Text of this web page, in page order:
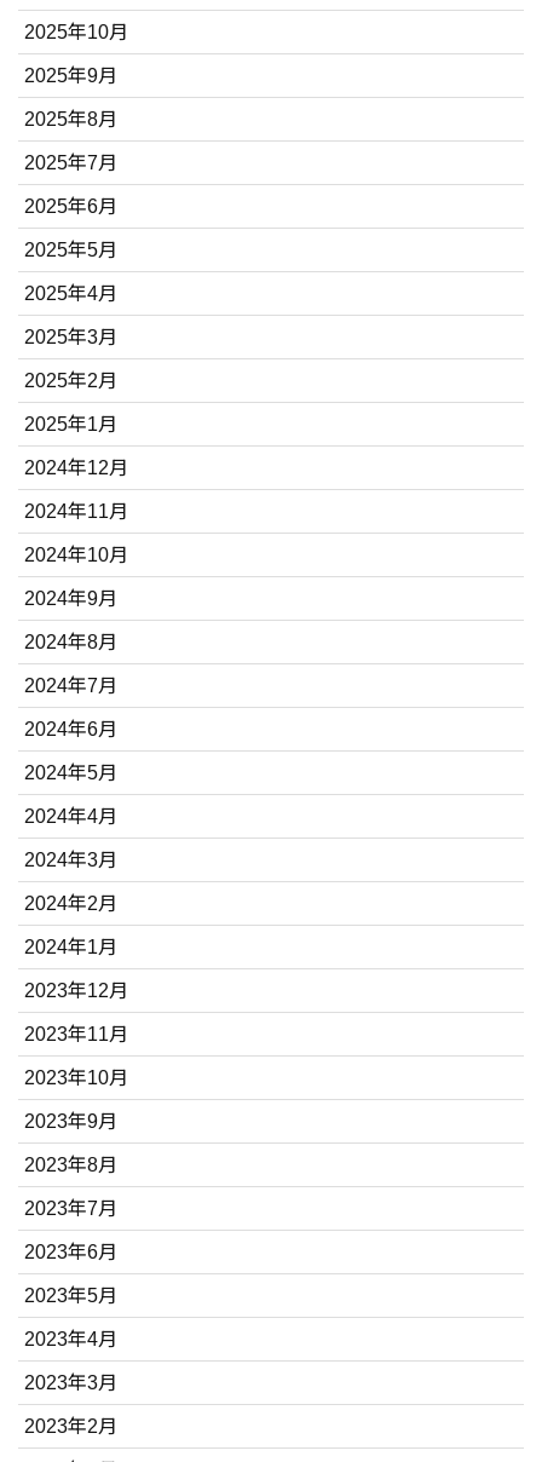
2025年10月
2025年9月
2025年8月
2025年7月
2025年6月
2025年5月
2025年4月
2025年3月
2025年2月
2025年1月
2024年12月
2024年11月
2024年10月
2024年9月
2024年8月
2024年7月
2024年6月
2024年5月
2024年4月
2024年3月
2024年2月
2024年1月
2023年12月
2023年11月
2023年10月
2023年9月
2023年8月
2023年7月
2023年6月
2023年5月
2023年4月
2023年3月
2023年2月